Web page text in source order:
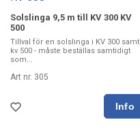
Solslinga 9,5 m till KV 300 KV
500
Tillval för en solslinga i KV 300 samt
kv 500 - måste beställas samtidigt
som...
Art nr. 305